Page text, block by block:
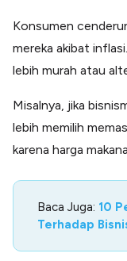
Konsumen
mereka akibat
lebih murah atau
Misalnya, jika
lebih memilih
karena harga
Baca Juga: 10
Terhadap